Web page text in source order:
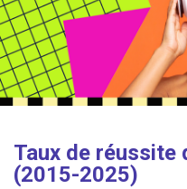
Taux de
(2015-2025)